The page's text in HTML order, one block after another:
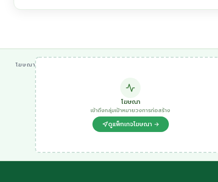
โฆษณา
โฆษณา
เข้าถึงกลุ่มเป้าหมายวงการก่อสร้าง
ดูแพ็กเกจโฆษณา →